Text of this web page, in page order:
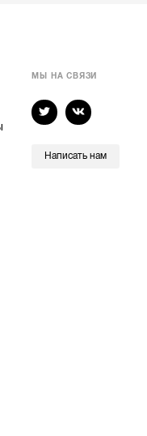
МЫ НА СВЯЗИ
Написать нам